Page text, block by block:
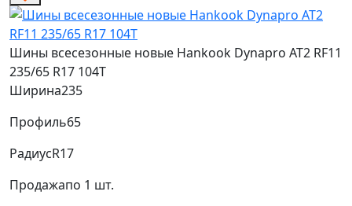
Шины всесезонные новые Hankook Dynapro AT2 RF11
235/65 R17 104T
Ширина235
Профиль65
РадиусR17
Продажапо 1 шт.